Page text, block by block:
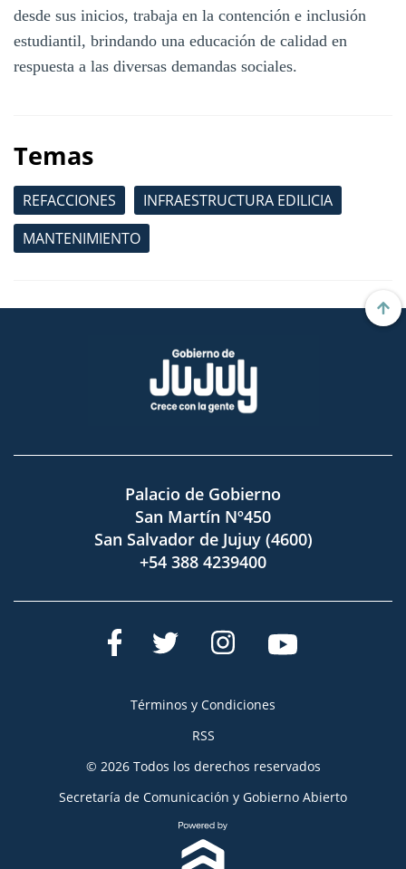
desde sus inicios, trabaja en la contención e inclusión
estudiantil, brindando una educación de calidad en
respuesta a las diversas demandas sociales.
Temas
REFACCIONES
INFRAESTRUCTURA EDILICIA
MANTENIMIENTO
Palacio de Gobierno
San Martín Nº450
San Salvador de Jujuy (4600)
+54 388 4239400
Términos y Condiciones
RSS
© 2026 Todos los derechos reservados
Secretaría de Comunicación y Gobierno Abierto